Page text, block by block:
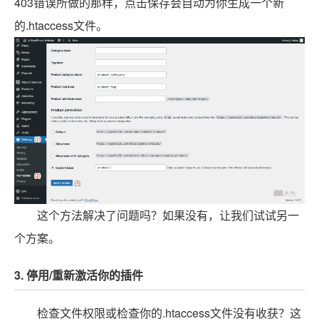
的.htaccess文件。
这个方法解决了问题吗？如果没有，让我们试试另一
个方案。
3. 停用/重新激活你的插件
检查文件权限或检查你的.htaccess文件没有收获？这